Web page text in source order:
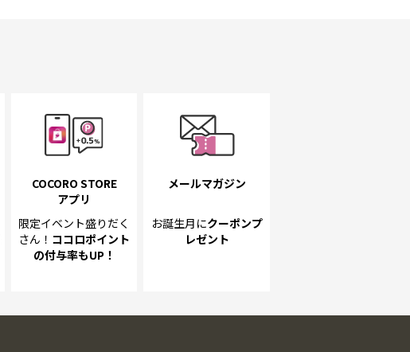
COCORO STORE
アプリ
限定イベント盛りだく
さん！ ココロポイント
の付与率もUP！
メールマガジン
お誕生月にクーポンプ
レゼント